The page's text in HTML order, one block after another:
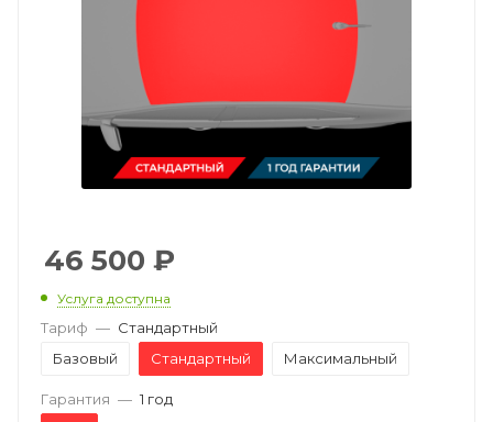
46 500 ₽
Услуга доступна
Тариф — Стандартный
Базовый
Стандартный Максимальный
Гарантия — 1 год